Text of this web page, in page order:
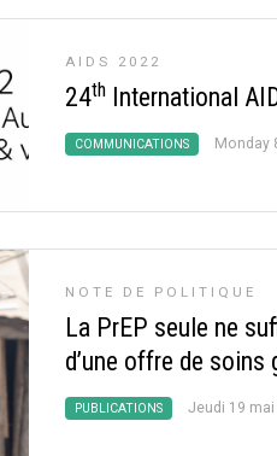
AIDS 2022
24th International
COMMUNICATIONS Monday
NOTE DE POLITIQUE
La PrEP seule ne
d’une offre de soins
PUBLICATIONS Jeudi 19